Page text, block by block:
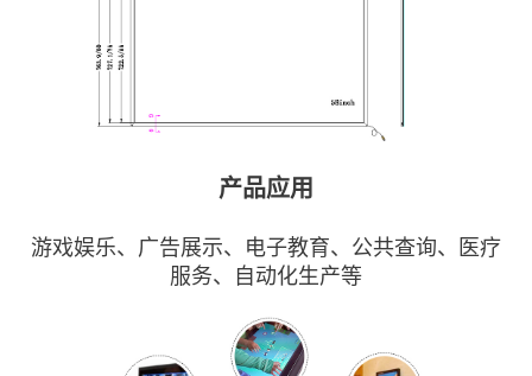
产品应用
游戏娱乐、广告展示、电子教育、公共查询、医疗
服务、自动化生产等